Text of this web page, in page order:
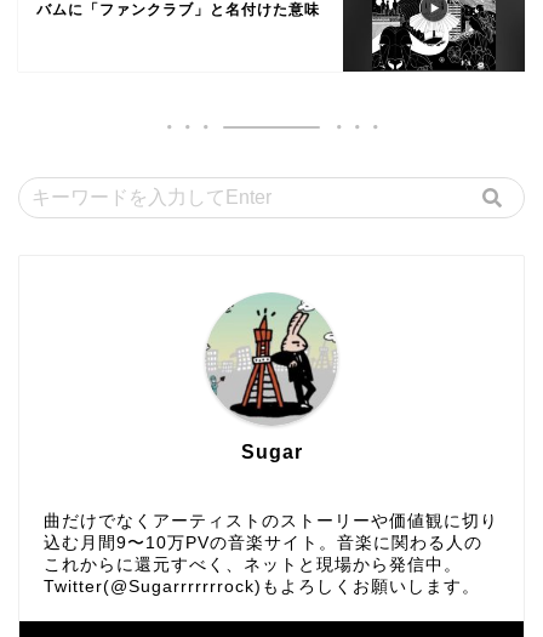
バムに「ファンクラブ」と名付けた意味
Sugar
曲だけでなくアーティストのストーリーや価値観に切り
込む月間9〜10万PVの音楽サイト。音楽に関わる人の
これからに還元すべく、ネットと現場から発信中。
Twitter(@Sugarrrrrrrock)もよろしくお願いします。